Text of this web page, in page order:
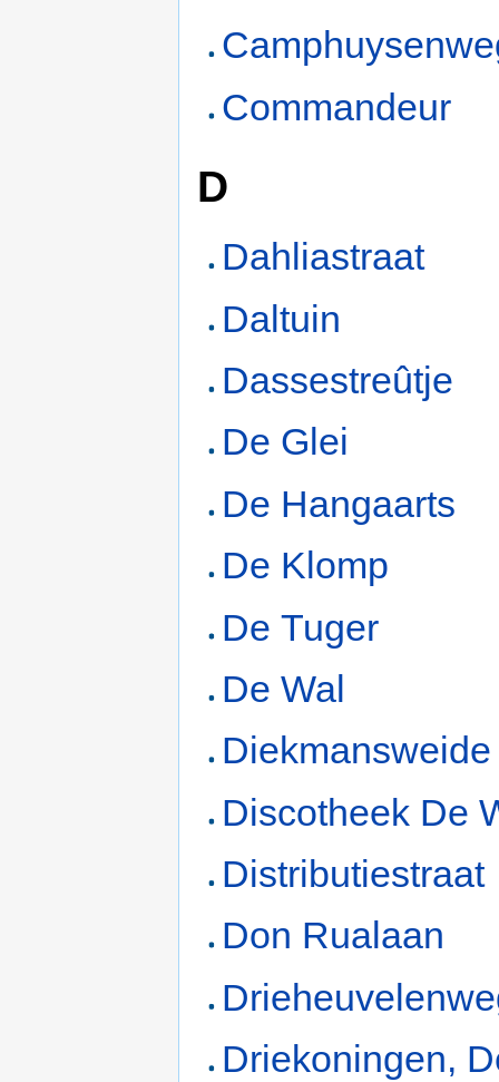
Commandeur
D
Dahliastraat
Daltuin
Dassestreûtje
De Glei
De Hangaarts
De Klomp
De Tuger
De Wal
Diekmansweide
Discotheek De
Distributiestraat
Don Rualaan
Driekoningen,